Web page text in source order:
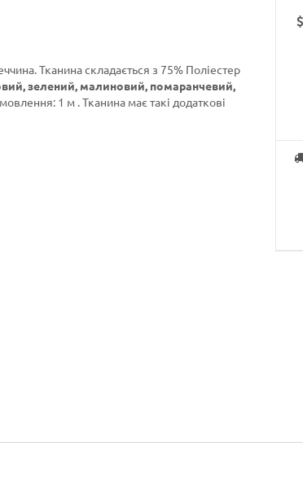
Тканина складається з 75% Поліестер
зелений, малиновий, помаранчевий,
1 м . Тканина має такі додаткові